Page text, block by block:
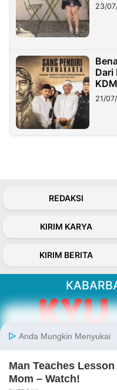
23/
Dari
KDM
21/
REDAKSI
KIRIM KARYA
KIRIM BERITA